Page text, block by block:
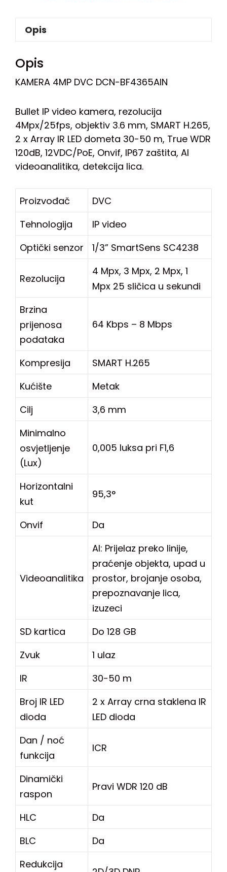
Opis
Opis
KAMERA 4MP DVC DCN-BF4365AIN
Bullet IP video kamera, rezolucija
4Mpx/25fps, objektiv 3.6 mm, SMART H.265,
2 x Array IR LED dometa 30-50 m, True WDR
120dB, 12VDC/PoE, Onvif, IP67 zaštita, AI
videoanalitika, detekcija lica.
Proizvođač
DVC
Tehnologija
IP video
Optički senzor
1/3” SmartSens SC4238
Rezolucija
4 Mpx, 3 Mpx, 2 Mpx, 1
Mpx 25 sličica u sekundi
Brzina
prijenosa
podataka
64 Kbps – 8 Mbps
Kompresija
SMART H.265
Kućište
Metak
Cilj
3,6 mm
Minimalno
osvjetljenje
(Lux)
0,005 luksa pri F1,6
Horizontalni
kut
95,3°
Onvif Da
Videoanalitika
AI: Prijelaz preko linije,
praćenje objekta, upad u
prostor, brojanje osoba,
prepoznavanje lica,
izuzeci
SD kartica
Do 128 GB
Zvuk
1 ulaz
IR
30-50 m
Broj IR LED
dioda
2 x Array crna staklena IR
LED dioda
Dan / noć
funkcija
ICR
Dinamički
raspon
Pravi WDR 120 dB
HLC
Da
BLC
Da
Redukcija